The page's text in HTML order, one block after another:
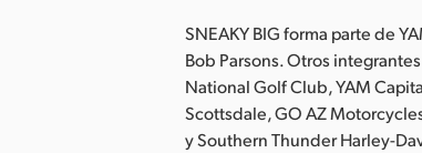
SNEAKY BIG forma parte de
Bob Parsons. Otros
National Golf Club, YAM
Scottsdale, GO AZ
y Southern Thunder Harley-